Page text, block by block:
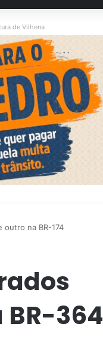
de Vilhena
outro na BR-174
364